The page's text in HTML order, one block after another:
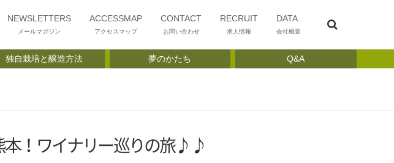
NEWSLETTERS
メールマガジン
ACCESSMAP
アクセスマップ
CONTACT
お問い合わせ
RECRUIT
求人情報
DATA
会社概要
独自栽培と醸造方法 夢のかたち Q&A
！ワイナリー巡りの旅♪♪